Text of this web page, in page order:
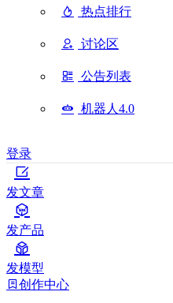
热点排行
讨论区
公告列表
机器人4.0
登录
发文章
发产品
发模型
创作中心